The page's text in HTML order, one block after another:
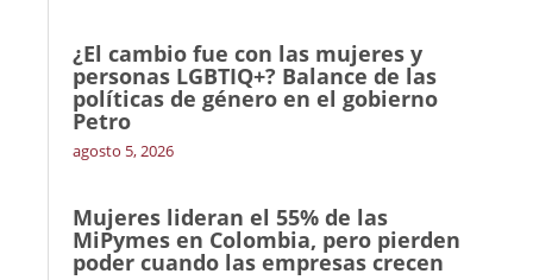
¿El cambio fue con las mujeres y
personas LGBTIQ+? Balance de las
políticas de género en el gobierno
Petro
agosto 5, 2026
Mujeres lideran el 55% de las
MiPymes en Colombia, pero pierden
poder cuando las empresas crecen